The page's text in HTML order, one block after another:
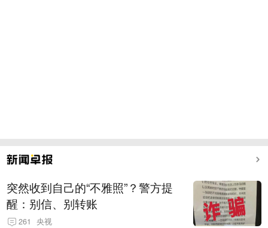
突然收到自己的“不雅照”？警方提
醒：别信、别转账
261 央视